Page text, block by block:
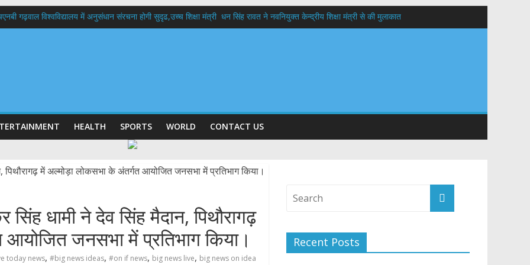
गढ़वाल विश्वविद्यालय में अनुसंधान संरचना होगी सुदृढ,उच्च शिक्षा मंत्री धन सिंह रावत ने नवनियुक्त केन्द्रीय शिक्षा मंत्री से की मुलाकात
दिवस पर मुख्यमंत्री धामी ने उत्कृष्ट बुनकरों और हस्तशिल्प कारीगरों को किया सम्मानित
HEALTH SPORTS WORLD CONTACT US
धामी ने देव सिंह मैदान, पिथौरागढ़
जनसभा में प्रतिभाग किया।
today news, #big news ideas, #on if news, big news live, big news on idea
Recent Posts